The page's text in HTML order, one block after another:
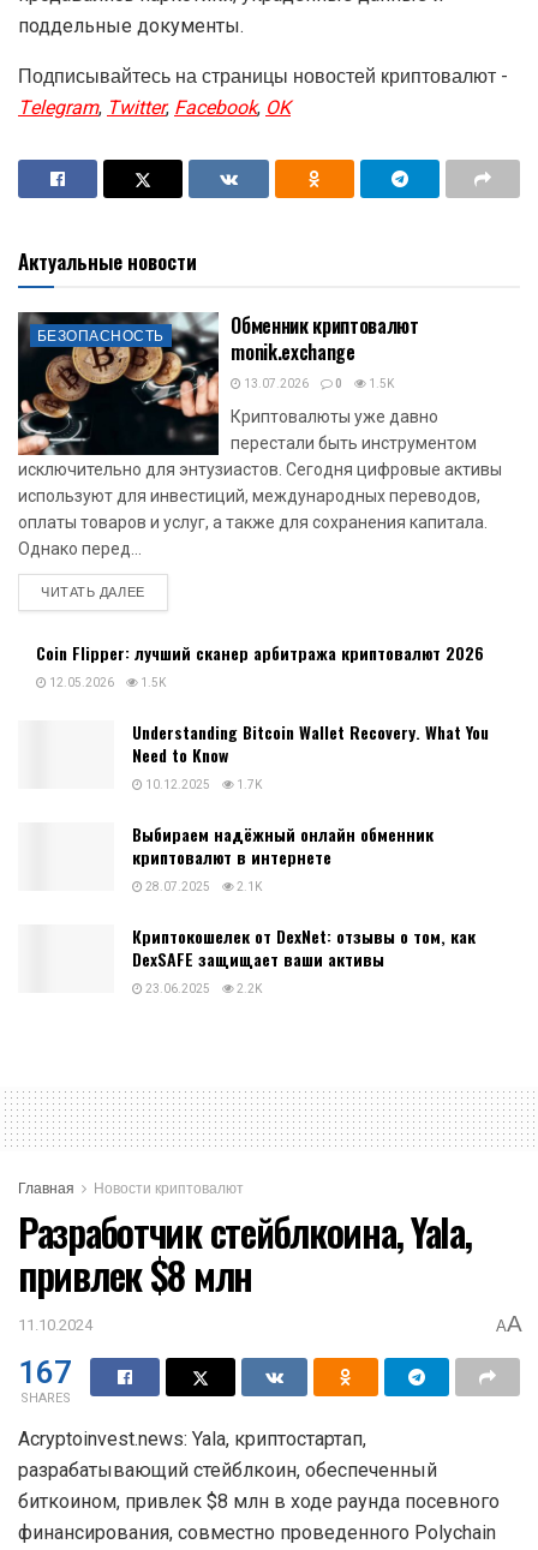
поддельные документы.
Подписывайтесь на страницы новостей криптовалют -
Telegram,Twitter,Facebook,OK
Актуальные новости
БЕЗОПАСНОСТЬ
Обменник криптовалют
monik.exchange
13.07.2026 0 1.5K
Криптовалюты уже давно
перестали быть инструментом
исключительно для энтузиастов. Сегодня цифровые активы
используют для инвестиций, международных переводов,
оплаты товаров и услуг, а также для сохранения капитала.
Однако перед...
ЧИТАТЬ ДАЛЕЕDETAILS
Coin Flipper: лучший сканер арбитража криптовалют 2026
12.05.2026 1.5K
Understanding Bitcoin Wallet Recovery. What You
Need to Know
10.12.2025 1.7K
Выбираем надёжный онлайн обменник
криптовалют в интернете
28.07.2025 2.1K
Криптокошелек от DexNet: отзывы о том, как
DexSAFE защищает ваши активы
23.06.2025 2.2K
Главная Новости криптовалют
Разработчик стейблкоина, Yala,
привлек $8 млн
11.10.2024 AA
167
SHARES
Acryptoinvest.news: Yala, криптостартап,
разрабатывающий стейблкоин, обеспеченный
биткоином, привлек $8 млн в ходе раунда посевного
финансирования, совместно проведенного Polychain